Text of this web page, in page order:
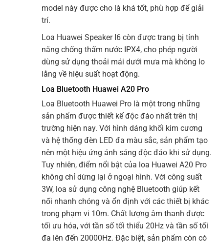
model này được cho là khá tốt, phù hợp để giải
trí.
Loa Huawei Speaker I6 còn được trang bị tính
năng chống thấm nước IPX4, cho phép người
dùng sử dụng thoải mái dưới mưa mà không lo
lắng về hiệu suất hoạt động.
Loa Bluetooth Huawei A20 Pro
Loa Bluetooth Huawei Pro là một trong những
sản phẩm được thiết kế độc đáo nhất trên thị
trường hiện nay. Với hình dáng khối kim cương
và hệ thống đèn LED đa màu sắc, sản phẩm tạo
nên một hiệu ứng ánh sáng độc đáo khi sử dụng.
Tuy nhiên, điểm nổi bật của loa Huawei A20 Pro
không chỉ dừng lại ở ngoại hình. Với công suất
3W, loa sử dụng công nghệ Bluetooth giúp kết
nối nhanh chóng và ổn định với các thiết bị khác
trong phạm vi 10m. Chất lượng âm thanh được
tối ưu hóa, với tần số tối thiểu 20Hz và tần số tối
đa lên đến 20000Hz. Đặc biệt, sản phẩm còn có